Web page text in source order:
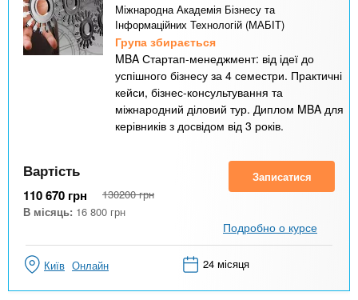
Міжнародна Академія Бізнесу та
Інформаційних Технологій (МАБІТ)
Група збирається
MBA Стартап-менеджмент: від ідеї до
успішного бізнесу за 4 семестри. Практичні
кейси, бізнес-консультування та
міжнародний діловий тур. Диплом MBA для
керівників з досвідом від 3 років.
Вартість
110 670 грн 130200 грн
В місяць: 16 800 грн
Записатися
Подробно о курсе
Київ Онлайн 24 місяця